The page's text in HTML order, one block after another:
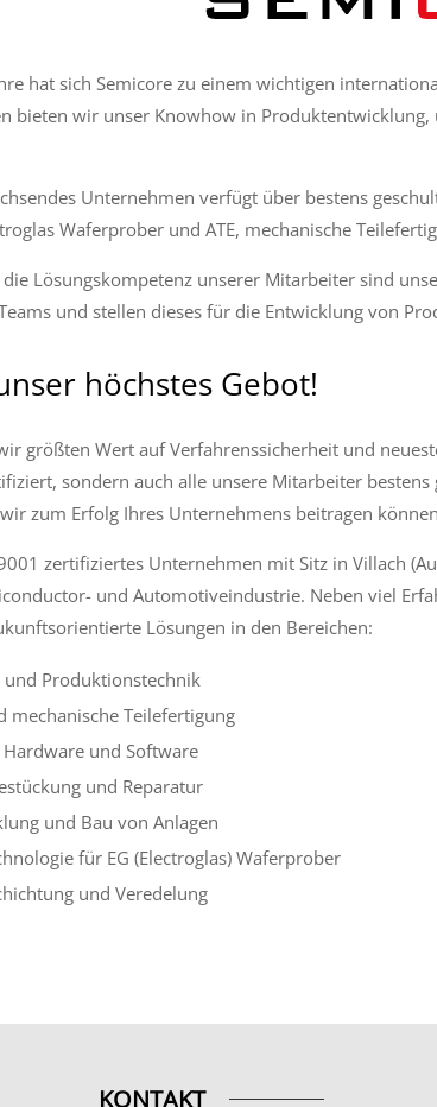
hat sich Semicore zu einem wichtigen
bieten wir unser Knowhow in
Unternehmen verfügt über bestens
Waferprober und ATE, mechanische
Lösungskompetenz unserer Mitarbeiter sind
und stellen dieses für die Entwicklung von
höchstes Gebot!
größten Wert auf Verfahrenssicherheit und
sondern auch alle unsere Mitarbeiter
zum Erfolg Ihres Unternehmens beitragen
zertifiziertes Unternehmen mit Sitz in Villach
und Automotiveindustrie. Neben viel
Lösungen in den Bereichen:
Produktionstechnik
mechanische Teilefertigung
und Software
und Reparatur
und Bau von Anlagen
für EG (Electroglas) Waferprober
und Veredelung
KONTAKT